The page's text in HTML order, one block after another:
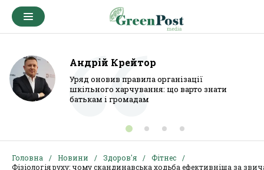
Андрій Крейтор
Уряд оновив правила організації
шкільного харчування: що варто знати
батькам і громадам
Головна Новини Здоров'я
Фітнес
Фізіологія руху: чому скандинавська ходьба ефективніша за